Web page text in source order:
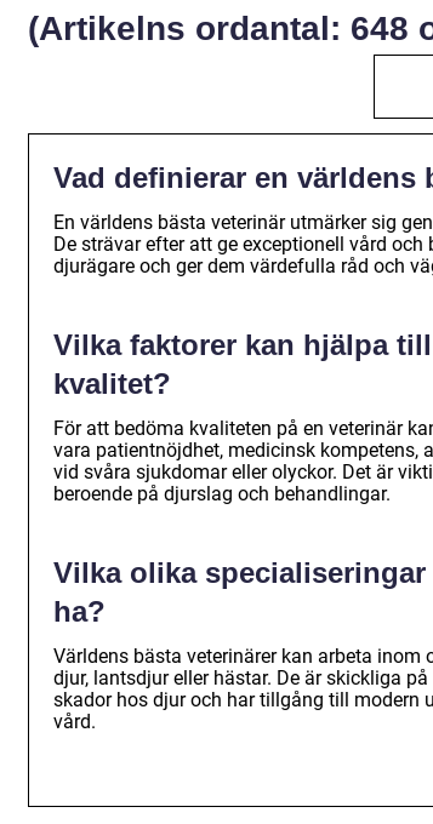
(Artikelns ordantal: 648
Vad definierar en världens
En världens bästa veterinär utmärker sig
De strävar efter att ge exceptionell vård
djurägare och ger dem värdefulla råd och
Vilka faktorer kan hjälpa
kvalitet?
För att bedöma kvaliteten på en veterinär
vara patientnöjdhet, medicinsk kompetens,
vid svåra sjukdomar eller olyckor. Det är
beroende på djurslag och behandlingar.
Vilka olika
ha?
Världens bästa veterinärer kan arbeta
djur, lantsdjur eller hästar. De är skickliga
skador hos djur och har tillgång till modern
vård.